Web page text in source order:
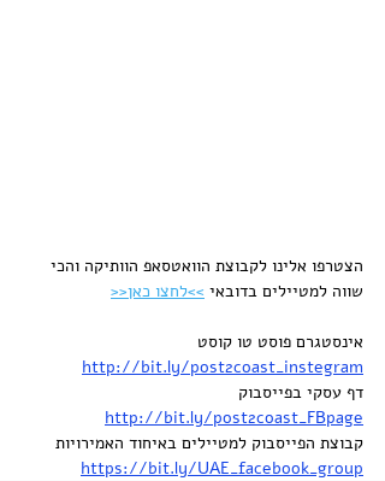
הצטרפו אלינו לקבוצת הוואטסאפ הוותיקה והכי
שווה למטיילים בדובאי >>לחצו כאן<<
אינסטגרם פוסט טו קוסט
http://bit.ly/post2coast_instegram
דף עסקי בפייסבוק
http://bit.ly/post2coast_FBpage
קבוצת הפייסבוק למטיילים באיחוד האמירויות
https://bit.ly/UAE_facebook_group